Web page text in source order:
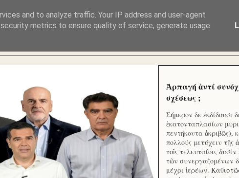
Ἁρπαγή ἀντί
σχέσεως ;
Σήμερον δε ἐκδίδουσι
ἑκατονταπλασίων
πεντήκοντα ἀκριβῶς),
πολλούς μετύχειν τῆς
τοῖς τελευταίοις
τῶν συνεργαζομένων
μέχρι ἱερέων.
and to analyze traffic. Your IP address and user-agent
metrics to ensure quality of service, generate usage